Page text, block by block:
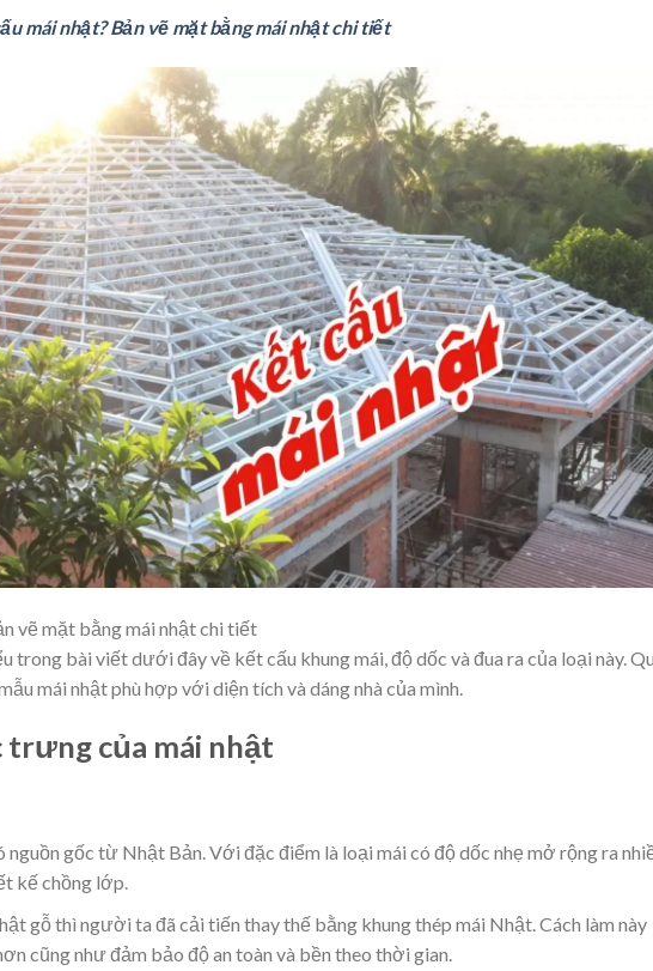
mái nhật? Bản vẽ mặt bằng mái nhật chi tiết
vẽ mặt bằng mái nhật chi tiết
trong bài viết dưới đây về kết cấu khung mái, độ dốc và đua ra của loại này.
mái nhật phù hợp với diện tích và dáng nhà của mình.
trưng của mái nhật
nguồn gốc từ Nhật Bản. Với đặc điểm là loại mái có độ dốc nhẹ mở rộng ra
kế chồng lớp.
gỗ thì người ta đã cải tiến thay thế bằng khung thép mái Nhật. Cách làm này
cũng như đảm bảo độ an toàn và bền theo thời gian.